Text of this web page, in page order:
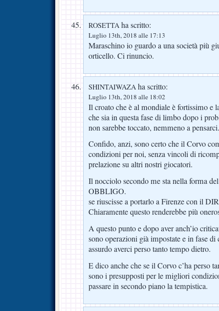
ROSETTA ha scritto:
Luglio 13th, 2018 alle 17:13
Maraschino io guardo a una società più
orticello. Ci rinuncio.
SHINTAIWAZA ha scritto:
Luglio 13th, 2018 alle 18:02
Il croato che è al mondiale è fortissimo e
che sia in questa fase di limbo dopo i
non sarebbe toccato, nemmeno a pensarci.
Confido, anzi, sono certo che il Corvo
condizioni per noi, senza vincoli di
prelazione su altri nostri giocatori.
Il nocciolo secondo me sta nella forma
OBBLIGO.
se riuscisse a portarlo a Firenze con il
Chiaramente questo renderebbe più
A questo punto e dopo aver anch’io
sono operazioni già impostate e in fase
assurdo averci perso tanto tempo dietro.
E dico anche che se il Corvo c’ha perso
sono i presupposti per le migliori
passare in secondo piano la tempistica.